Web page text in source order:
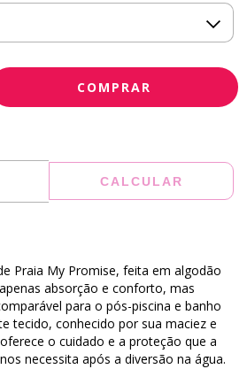
CALCULAR
Praia My Promise, feita em algodão
absorção e conforto, mas
para o pós-piscina e banho
tecido, conhecido por sua maciez e
o cuidado e a proteção que a
necessita após a diversão na água.